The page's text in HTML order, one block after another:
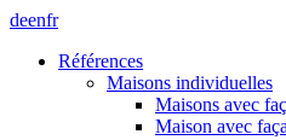
deenfr
Références
Maisons individuelles
Maisons avec
Maison avec